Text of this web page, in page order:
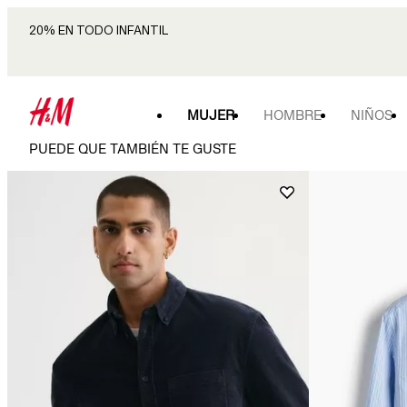
20% EN TODO INFANTIL
MUJER HOMBRE NIÑOS
PUEDE QUE TAMBIÉN TE GUSTE